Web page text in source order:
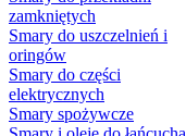
zamkniętych
Smary do uszczelnień i
oringów
Smary do części
elektrycznych
Smary spożywcze